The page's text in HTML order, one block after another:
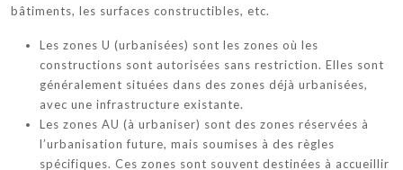
bâtiments, les surfaces constructibles, etc.
Les zones U (urbanisées) sont les zones où les
constructions sont autorisées sans restriction. Elles sont
généralement situées dans des zones déjà urbanisées,
avec une infrastructure existante.
Les zones AU (à urbaniser) sont des zones réservées à
l’urbanisation future, mais soumises à des règles
spécifiques. Ces zones sont souvent destinées à accueillir